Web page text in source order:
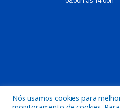
Todos os direitos
Nós usamos cookies para